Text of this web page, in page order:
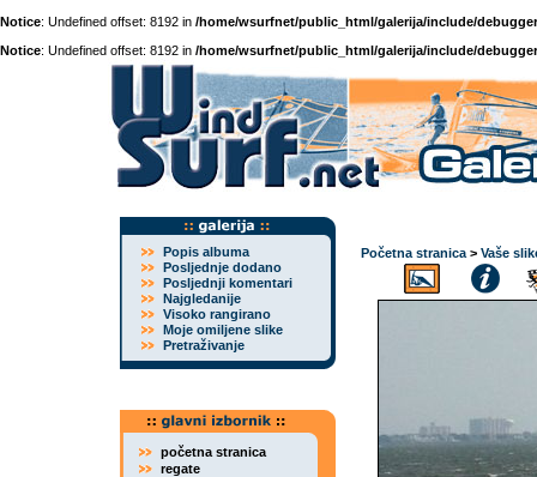
Notice: Undefined offset: 8192 in /home/wsurfnet/public_html/galerija/include/
Notice: Undefined offset: 8192 in /home/wsurfnet/public_html/galerija/include/
Popis albuma
Posljednje dodano
Posljednji komentari
Najgledanije
Visoko rangirano
Moje omiljene slike
Pretraživanje
početna stranica
regate
Početna stranica > Vaše